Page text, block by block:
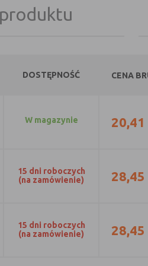
DOSTĘPNOŚĆ CENA
w magazynie 20,41
15 dni roboczych
(na zamówienie)
28,45
15 dni roboczych
(na zamówienie)
28,45